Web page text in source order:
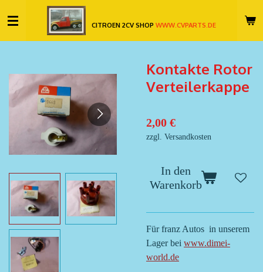
Hauptinhalt
springen
CITROEN 2CV SHOPWWW.CVPARTS.DE
Kontakte Rotor
Verteilerkappe
2,00 €
zzgl. Versandkosten
In den
Warenkorb
Für franz Autos in unserem
Lager bei www.dimei-
world.de